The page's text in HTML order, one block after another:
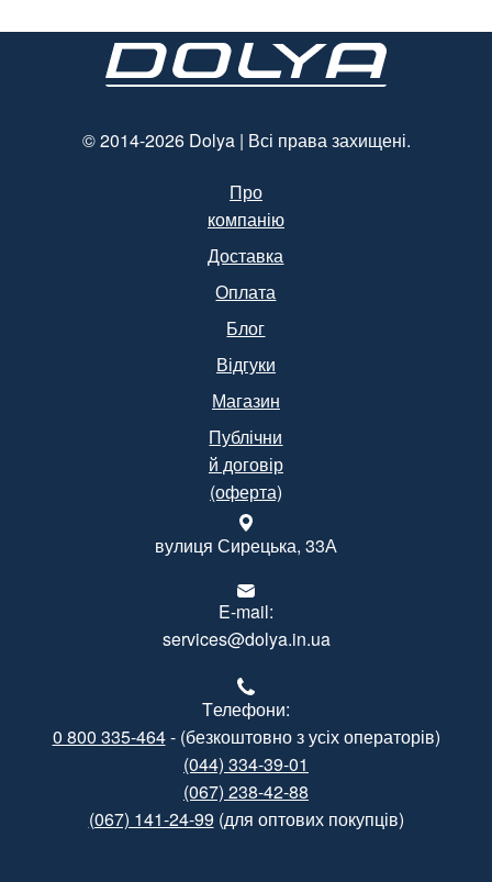
, чорний,
250 шт. /
Уп.
© 2014-2026 Dolya | Всі права захищені.
Про
компанію
Доставка
Оплата
Блог
Відгуки
Магазин
Публічни
й договір
(оферта)
вулиця Сирецька, 33А
E-mail:
services@dolya.in.ua
Tелефони:
0 800 335-464- (безкоштовно з усіх операторів)
(044) 334-39-01
(067) 238-42-88
(067) 141-24-99 (для оптових покупців)